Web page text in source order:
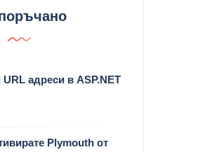
адреси в ASP.NET
Plymouth от